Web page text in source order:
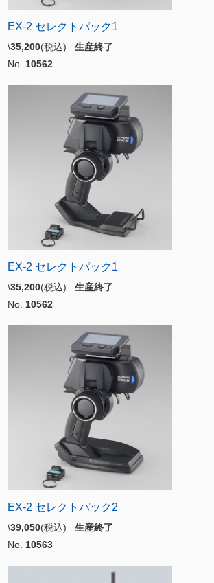
EX-2 セレクトパック1
\35,200(税込) 生産終了
No. 10562
EX-2 セレクトパック1
\35,200(税込) 生産終了
No. 10562
EX-2 セレクトパック2
\39,050(税込) 生産終了
No. 10563